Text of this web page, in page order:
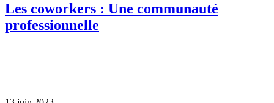
Les coworkers : Une communauté
professionnelle